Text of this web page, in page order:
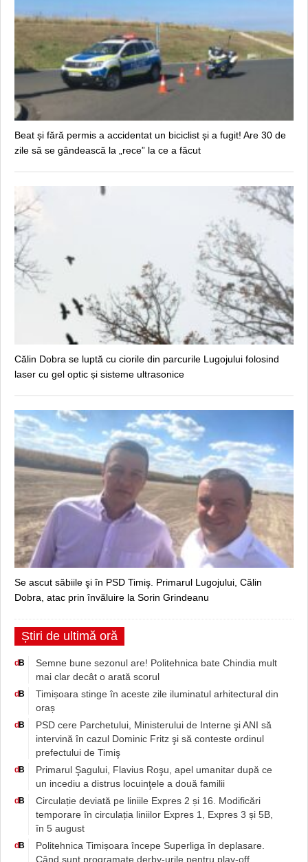
Beat și fără permis a accidentat un biciclist și a fugit! Are 30 de
zile să se gândească la „rece” la ce a făcut
Călin Dobra se luptă cu ciorile din parcurile Lugojului folosind
laser cu gel optic și sisteme ultrasonice
Se ascut săbiile şi în PSD Timiş. Primarul Lugojului, Călin
Dobra, atac prin învăluire la Sorin Grindeanu
Știri de ultimă oră
d B
Semne bune sezonul are! Politehnica bate Chindia mult
mai clar decât o arată scorul
d B
Timișoara stinge în aceste zile iluminatul arhitectural din
oraș
d B
PSD cere Parchetului, Ministerului de Interne şi ANI să
intervină în cazul Dominic Fritz şi să conteste ordinul
prefectului de Timiş
d B
Primarul Şagului, Flavius Roşu, apel umanitar după ce
un incediu a distrus locuinţele a două familii
d B
Circulație deviată pe liniile Expres 2 și 16. Modificări
temporare în circulația liniilor Expres 1, Expres 3 și 5B,
în 5 august
d B
Politehnica Timișoara începe Superliga în deplasare.
Când sunt programate derby-urile pentru play-off